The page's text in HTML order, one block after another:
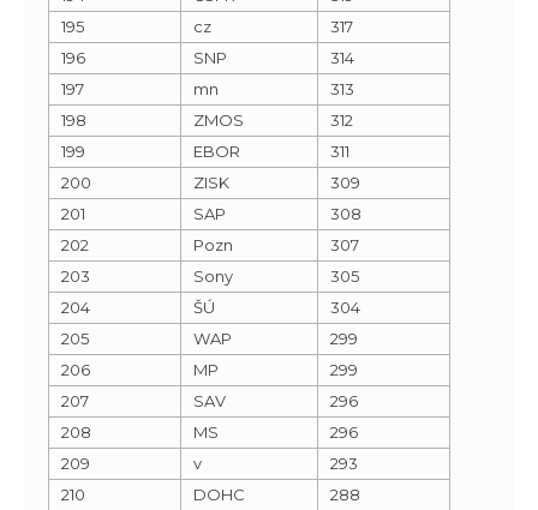
195
cz
317
196
SNP
314
197
mn
313
198
ZMOS
312
199
EBOR
311
200
ZISK
309
201
SAP
308
202
Pozn
307
203
Sony
305
204
ŠÚ
304
205
WAP
299
206
MP
299
207
SAV
296
208
MS
296
209
v
293
210
DOHC
288